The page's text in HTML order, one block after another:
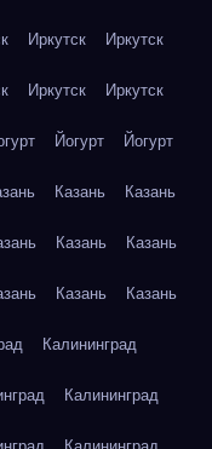
Иркутск Иркутск
Иркутск Иркутск
Йогурт Йогурт
Казань Казань
Казань Казань
Казань Казань
Калининград
Калининград